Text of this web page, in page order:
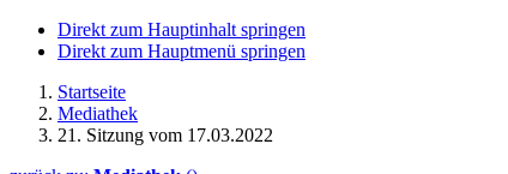
Direkt zum Hauptinhalt springen
Direkt zum Hauptmenü springen
Startseite
Mediathek
21. Sitzung vom 17.03.2022